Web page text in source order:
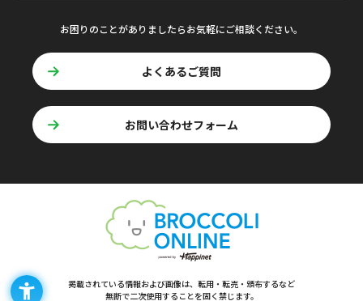
お困りのことがありましたらお気軽にご相談ください。
よくあるご質問
お問い合わせフォーム
掲載されている情報および画像は、転用・転売・頒布するなど
無断で二次使用することを固く禁じます。